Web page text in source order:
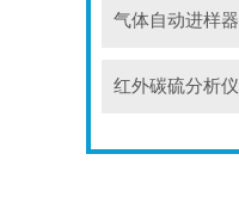
气体自动进样器
红外碳硫分析仪